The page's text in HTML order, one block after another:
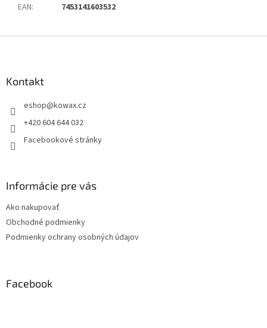
EAN: 7453141603532
Kontakt
eshop@kowax.cz
+420 604 644 032
Facebookové stránky
Informácie pre vás
Ako nakupovať
Obchodné podmienky
Podmienky ochrany osobných údajov
Facebook